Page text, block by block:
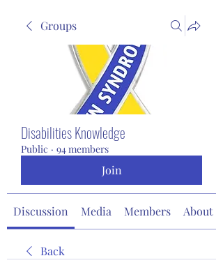
Groups
Disabilities Knowledge
Public · 94 members
Join
Discussion Media Members About
Back